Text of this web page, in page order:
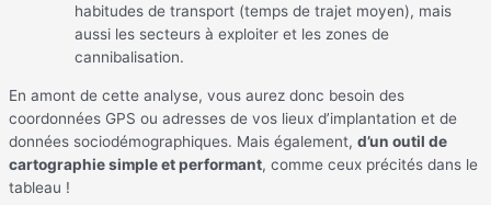
habitudes de transport (temps de trajet moyen), mais
aussi les secteurs à exploiter et les zones de
cannibalisation.
En amont de cette analyse, vous aurez donc besoin des
coordonnées GPS ou adresses de vos lieux d’implantation et de
données sociodémographiques. Mais également, d’un outil de
cartographie simple et performant, comme ceux précités dans le
tableau !